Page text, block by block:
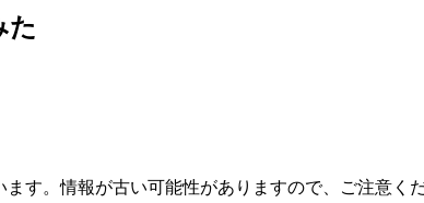
す。情報が古い可能性がありますので、ご注意くだ